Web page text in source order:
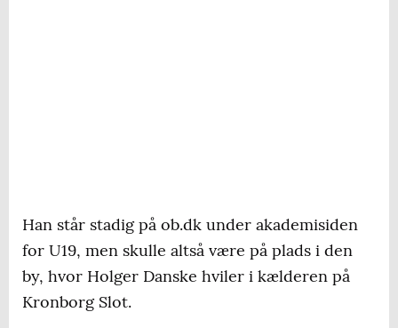
Han står stadig på ob.dk under akademisiden
for U19, men skulle altså være på plads i den
by, hvor Holger Danske hviler i kælderen på
Kronborg Slot.